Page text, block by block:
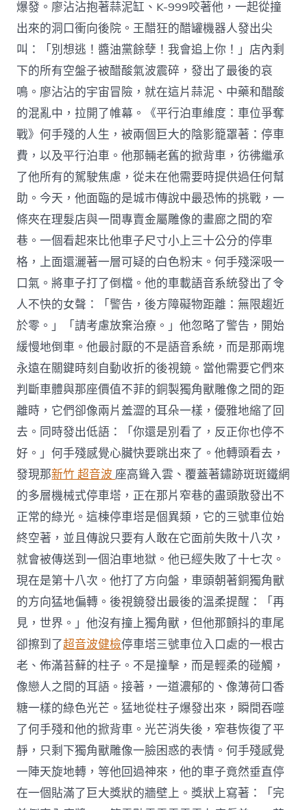
爆發。廖沾沾抱著蒜泥缸、K-999咬著他，一起從撞
出來的洞口衝向後院。王醋狂的醋罐機器人發出尖
叫：「別想逃！醬油黨餘孽！我會追上你！」店內剩
下的所有空盤子被醋酸氣波震碎，發出了最後的哀
鳴。廖沾沾的宇宙冒險，就在這片蒜泥、中藥和醋酸
的混亂中，拉開了帷幕。《平行泊車維度：車位爭奪
戰》何手殘的人生，被兩個巨大的陰影籠罩著：停車
費，以及平行泊車。他那輛老舊的掀背車，彷彿繼承
了他所有的駕駛焦慮，從未在他需要時提供過任何幫
助。今天，他面臨的是城市傳說中最恐怖的挑戰，一
條夾在理髮店與一間專賣金屬雕像的畫廊之間的窄
巷。一個看起來比他車子尺寸小上三十公分的停車
格，上面還灑著一層可疑的白色粉末。何手殘深吸一
口氣。將車子打了倒檔。他的車載語音系統發出了令
人不快的女聲：「警告，後方障礙物距離：無限趨近
於零。」「請考慮放棄治療。」他忽略了警告，開始
緩慢地倒車。他最討厭的不是語音系統，而是那兩塊
永遠在關鍵時刻自動收折的後視鏡。當他需要它們來
判斷車體與那座價值不菲的銅製獨角獸雕像之間的距
離時，它們卻像兩片羞澀的耳朵一樣，優雅地縮了回
去。同時發出低語：「你還是別看了，反正你也停不
好。」何手殘感覺心臟快要跳出來了。他轉頭看去，
發現那新竹 超音波座高聳入雲、覆蓋著鏽跡斑斑鐵網
的多層機械式停車塔，正在那片窄巷的盡頭散發出不
正常的綠光。這棟停車塔是個異類，它的三號車位始
終空著，並且傳說只要有人敢在它面前失敗十八次，
就會被傳送到一個泊車地獄。他已經失敗了十七次。
現在是第十八次。他打了方向盤，車頭朝著銅獨角獸
的方向猛地偏轉。後視鏡發出最後的溫柔提醒：「再
見，世界。」他沒有撞上獨角獸，但他那顫抖的車尾
卻擦到了超音波健檢停車塔三號車位入口處的一根古
老、佈滿苔蘚的柱子。不是撞擊，而是輕柔的碰觸，
像戀人之間的耳語。接著，一道濃郁的、像薄荷口香
糖一樣的綠色光芒。猛地從柱子爆發出來，瞬間吞噬
了何手殘和他的掀背車。光芒消失後，窄巷恢復了平
靜，只剩下獨角獸雕像一臉困惑的表情。何手殘感覺
一陣天旋地轉，等他回過神來，他的車子竟然垂直停
在一個貼滿了巨大獎狀的牆壁上。獎狀上寫著：「完